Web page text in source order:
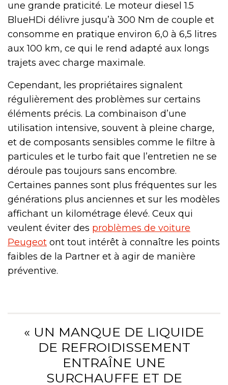
une grande praticité. Le moteur diesel 1.5
BlueHDi délivre jusqu’à 300 Nm de couple et
consomme en pratique environ 6,0 à 6,5 litres
aux 100 km, ce qui le rend adapté aux longs
trajets avec charge maximale.
Cependant, les propriétaires signalent
régulièrement des problèmes sur certains
éléments précis. La combinaison d’une
utilisation intensive, souvent à pleine charge,
et de composants sensibles comme le filtre à
particules et le turbo fait que l’entretien ne se
déroule pas toujours sans encombre.
Certaines pannes sont plus fréquentes sur les
générations plus anciennes et sur les modèles
affichant un kilométrage élevé. Ceux qui
veulent éviter des problèmes de voiture
Peugeot ont tout intérêt à connaître les points
faibles de la Partner et à agir de manière
préventive.
« UN MANQUE DE LIQUIDE
DE REFROIDISSEMENT
ENTRAÎNE UNE
SURCHAUFFE ET DE